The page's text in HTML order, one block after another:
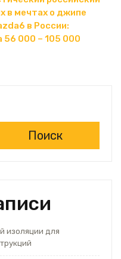
в мечтах о джипе
в России:
56 000 – 105 000
Поиск
изоляции для